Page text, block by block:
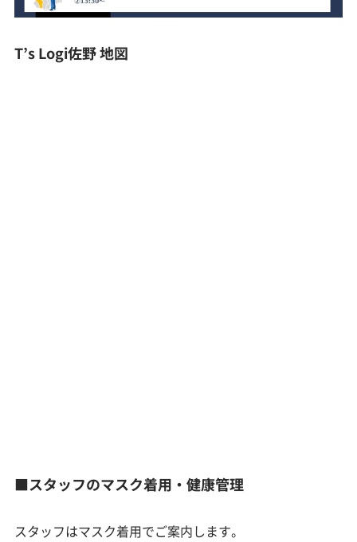
T’s Logi佐野 地図
■スタッフのマスク着用・健康管理
スタッフはマスク着用でご案内します。